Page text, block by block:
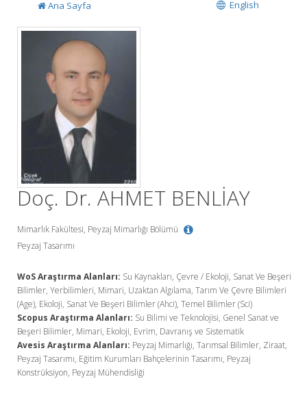
English
Ana Sayfa
Doç. Dr. AHMET BENLİAY
Mimarlık Fakültesi, Peyzaj Mimarlığı Bölümü
Peyzaj Tasarımı
WoS Araştırma Alanları: Su Kaynakları, Çevre / Ekoloji, Sanat Ve Beşeri
Bilimler, Yerbilimleri, Mimari, Uzaktan Algılama, Tarım Ve Çevre Bilimleri
(Age), Ekoloji, Sanat Ve Beşeri Bilimler (Ahci), Temel Bilimler (Sci)
Scopus Araştırma Alanları: Su Bilimi ve Teknolojisi, Genel Sanat ve
Beşeri Bilimler, Mimari, Ekoloji, Evrim, Davranış ve Sistematik
Avesis Araştırma Alanları: Peyzaj Mimarlığı, Tarımsal Bilimler, Ziraat,
Peyzaj Tasarımı, Eğitim Kurumları Bahçelerinin Tasarımı, Peyzaj
Konstrüksiyon, Peyzaj Mühendisliği